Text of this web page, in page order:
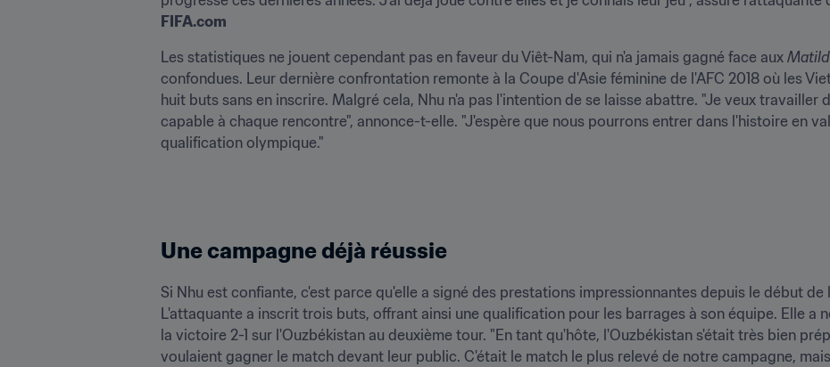
FIFA.com
Les statistiques ne jouent cependant pas en faveur du Viêt-Nam, qui n'a jamais gagné face aux
confondues. Leur dernière confrontation remonte à la Coupe d'Asie féminine de l'AFC 2018 où les
huit buts sans en inscrire. Malgré cela, Nhu n'a pas l'intention de se laisse abattre. "Je veux travailler
capable à chaque rencontre", annonce-t-elle. "J'espère que nous pourrons entrer dans l'histoire en
qualification olympique."
Une campagne déjà réussie
Si Nhu est confiante, c'est parce qu'elle a signé des prestations impressionnantes depuis le début
L'attaquante a inscrit trois buts, offrant ainsi une qualification pour les barrages à son équipe. Elle a
la victoire 2-1 sur l'Ouzbékistan au deuxième tour. "En tant qu'hôte, l'Ouzbékistan s'était très bien
voulaient gagner le match devant leur public. C'était le match le plus relevé de notre campagne,